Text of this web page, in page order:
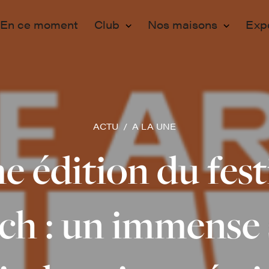
En ce moment
Club
Adhérer
Programmation
Engagements
Partenaires
Nos maisons
Lille
ACTU A LA UNE
édition du
: un